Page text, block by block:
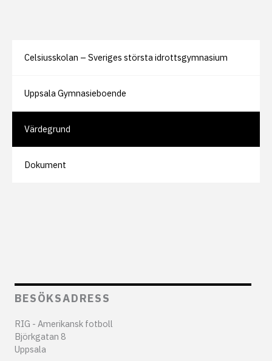
Celsiusskolan – Sveriges största idrottsgymnasium
Uppsala Gymnasieboende
Värdegrund
Dokument
BESÖKSADRESS
RIG - Amerikansk fotboll
Björkgatan 8
Uppsala